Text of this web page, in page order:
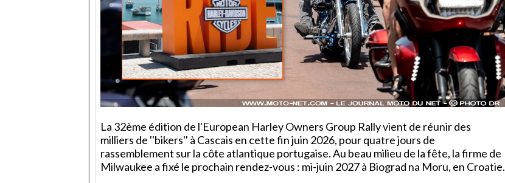
La 32ème édition de l'European Harley Owners Group Rally vient de réunir des
milliers de ''bikers'' à Cascais en cette fin juin 2026, pour quatre jours de
rassemblement sur la côte atlantique portugaise. Au beau milieu de la fête, la firme de
Milwaukee a fixé le prochain rendez-vous : mi-juin 2027 à Biograd na Moru, en Croatie.